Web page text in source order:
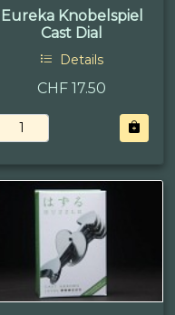
Eureka Knobelspiel
Cast Dial
Details
CHF 17.50